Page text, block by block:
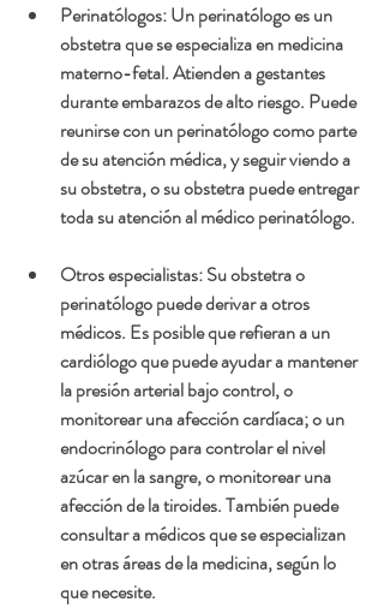
Perinatólogos: Un perinatólogo es un
obstetra que se especializa en medicina
materno-fetal. Atienden a gestantes
durante embarazos de alto riesgo. Puede
reunirse con un perinatólogo como parte
de su atención médica, y seguir viendo a
su obstetra, o su obstetra puede entregar
toda su atención al médico perinatólogo.
Otros especialistas: Su obstetra o
perinatólogo puede derivar a otros
médicos. Es posible que refieran a un
cardiólogo que puede ayudar a mantener
la presión arterial bajo control, o
monitorear una afección cardíaca; o un
endocrinólogo para controlar el nivel
azúcar en la sangre, o monitorear una
afección de la tiroides. También puede
consultar a médicos que se especializan
en otras áreas de la medicina, según lo
que necesite.